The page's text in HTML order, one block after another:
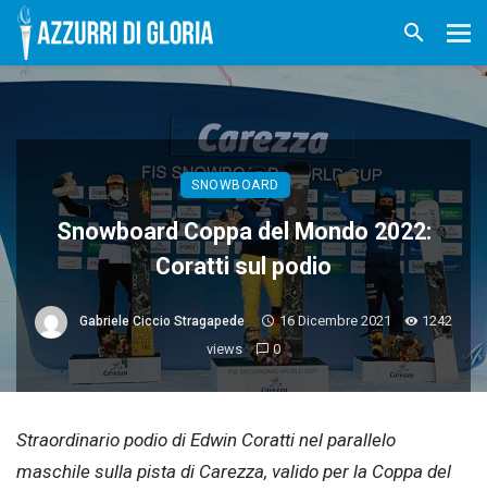
SNOWBOARD
Snowboard Coppa del Mondo 2022:
Coratti sul podio
Gabriele Ciccio Stragapede 16 Dicembre 2021
1242
views
0
Straordinario podio di Edwin Coratti nel parallelo
maschile sulla pista di Carezza, valido per la Coppa del